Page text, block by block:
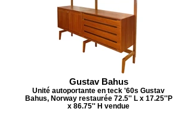
Gustav Bahus
Unité autoportante en teck '60s Gustav
Bahus, Norway restaurée 72.5'' L x 17.25''P
x 86.75'' H vendue